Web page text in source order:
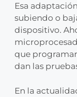
Esa
subiendo o
dispositivo.
que
dan las
En la